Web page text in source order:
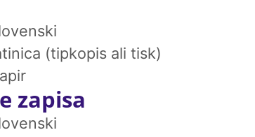
(tipkopis ali tisk)
zapisa